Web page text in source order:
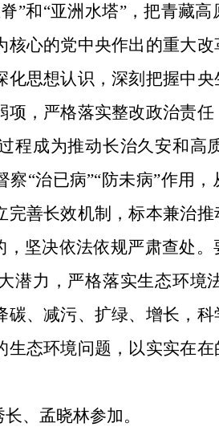
”和“亚洲水塔”，把青藏
心的党中央作出的重大
思想认识，深刻把握中
，严格落实整改政治责
程成为推动长治久安和高
“治已病”“防未病”作用
善长效机制，标本兼治
，坚决依法依规严肃查处
潜力，严格落实生态环境
、减污、扩绿、增长，
态环境问题，以实实在
、孟晓林参加。